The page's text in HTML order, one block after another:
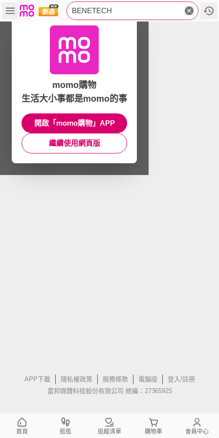
BENETECH
APP下載 隱私權政策 服務條款 電腦版
登入/註冊
富邦媒體科技股份有限公司 統編：27365925
momo購物
生活大小事都是momo的事
開啟「momo購物」APP
繼續使用網頁版
首頁 逛逛 追蹤清單 購物車 會員中心